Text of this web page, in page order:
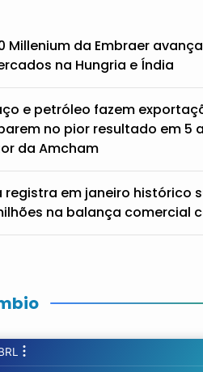
Millenium da Embraer
na Hungria e Índia
e petróleo fazem
no pior resultado em 5
da Amcham
registra em janeiro histórico
na balança comercial